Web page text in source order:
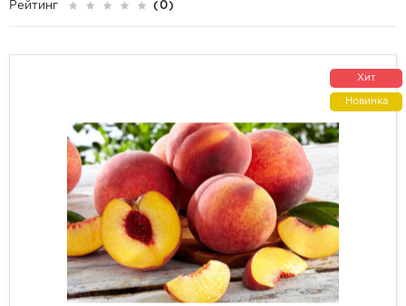
Рейтинг (0)
Хит
Новинка